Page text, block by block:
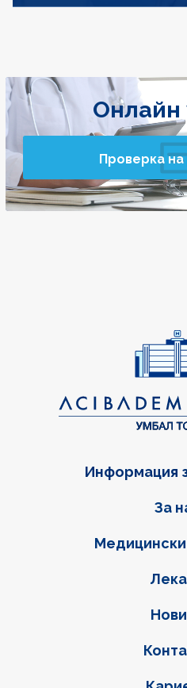
Онлайн
Проверка на
Фуутер навигация
За
Информация